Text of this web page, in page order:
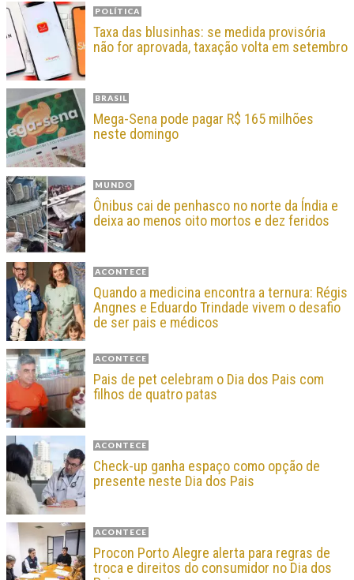
POLÍTICA
Taxa das blusinhas: se medida provisória
não for aprovada, taxação volta em setembro
BRASIL
Mega-Sena pode pagar R$ 165 milhões
neste domingo
MUNDO
Ônibus cai de penhasco no norte da Índia e
deixa ao menos oito mortos e dez feridos
ACONTECE
Quando a medicina encontra a ternura: Régis
Angnes e Eduardo Trindade vivem o desafio
de ser pais e médicos
ACONTECE
Pais de pet celebram o Dia dos Pais com
filhos de quatro patas
ACONTECE
Check-up ganha espaço como opção de
presente neste Dia dos Pais
ACONTECE
Procon Porto Alegre alerta para regras de
troca e direitos do consumidor no Dia dos